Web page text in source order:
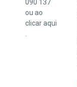
090 137
ou ao
clicaraqui